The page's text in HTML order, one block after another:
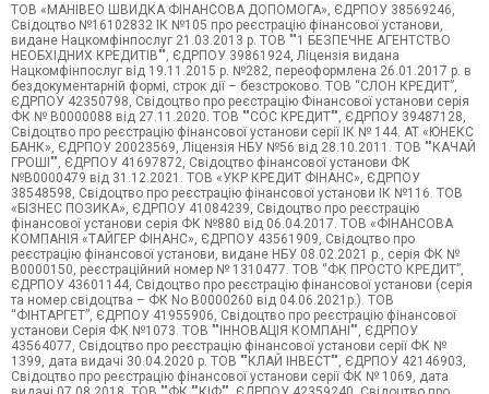
ТОВ «МАНІВЕО ШВИДКА ФІНАНСОВА ДОПОМОГА», ЄДРПОУ 38569246,
Свідоцтво №16102832 ІК №105 про реєстрацію фінансової установи,
видане Нацкомфінпослуг 21.03.2013 р. ТОВ ""1 БЕЗПЕЧНЕ АГЕНТСТВО
НЕОБХІДНИХ КРЕДИТІВ"", ЄДРПОУ 39861924, Ліцензія видана
Нацкомфінпослуг від 19.11.2015 р. №282, переоформлена 26.01.2017 р. в
бездокументарній формі, строк дії – безстроково. ТОВ “СЛОН КРЕДИТ”,
ЄДРПОУ 42350798, Свідоцтво про реєстрацію Фінансової установи серія
ФК № В0000088 від 27.11.2020. ТОВ ""СОС КРЕДИТ"", ЄДРПОУ 39487128,
Свідоцтво про реєстрацію фінансової установи серії ІК № 144. АТ «ЮНЕКС
БАНК», ЄДРПОУ 20023569, Ліцензія НБУ №56 від 28.10.2011. ТОВ ""КАЧАЙ
ГРОШІ"", ЄДРПОУ 41697872, Свідоцтво фінансової установи ФК
№В0000479 від 31.12.2021. ТОВ «УКР КРЕДИТ ФІНАНС», ЄДРПОУ
38548598, Свідоцтво про реєстрацію фінансової установи ІК №116. ТОВ
«БІЗНЕС ПОЗИКА», ЄДРПОУ 41084239, Свідоцтво про реєстрацію
фінансової установи серія ФК №880 від 06.04.2017. ТОВ «ФІНАНСОВА
КОМПАНІЯ «ТАЙГЕР ФІНАНС», ЄДРПОУ 43561909, Свідоцтво про
реєстрацію фінансової установи, видане НБУ 08.02.2021 р., серія ФК №
В0000150, реєстраційний номер № 1310477. ТОВ “ФК ПРОСТО КРЕДИТ”,
ЄДРПОУ 43601144, Свідоцтво про реєстрацію фінансової установи (серія
та номер свідоцтва – ФК No В0000260 від 04.06.2021р.). ТОВ
“ФІНТАРГЕТ”, ЄДРПОУ 41955906, Свідоцтво про реєстрацію фінансової
установи Серія ФК №1073. ТОВ ""ІННОВАЦІЯ КОМПАНІ"", ЄДРПОУ
43564077, Свідоцтво про реєстрацію фінансової установи серії ФК №
1399, дата видачі 30.04.2020 р. ТОВ ""КЛАЙ ІНВЕСТ"", ЄДРПОУ 42146903,
Cвідоцтво про реєстрацію фінансової установи серії ФК № 1069, дата